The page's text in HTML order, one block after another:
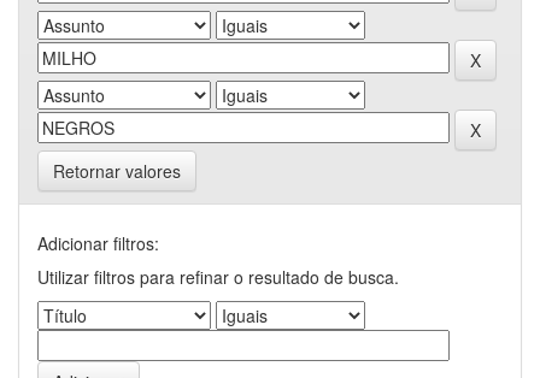
Retornar valores
Adicionar filtros:
Utilizar filtros para refinar o resultado de busca.